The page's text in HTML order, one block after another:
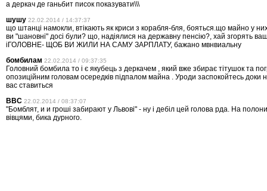
а деркач де ганьбит писок показувати\\\
шушу 22.02.2014 / 14:37:37
що штанці намокли, втікають як криси з корабля-бля, бояться.що майно у
ви "шановні" досі були? що, надіялися на державну пенсію?, хай згорять
іГОЛОВНЕ- ЩОБ ВИ ЖИЛИ НА САМУ ЗАРПЛАТУ, бажано мвнвиальну
бомбилам 22.02.2014 / 09:37:35
Головний бомбила то і є якубець з деркачем , який вже збирає тітушок та
опозиційним головам осередків підпалом майна . Уроди заспокойтесь доки
вас ставиться
ВВС 22.02.2014 / 08:37:07
"Бомблят, и и гроші забирают у Львові" - ну і дебіл цей голова рда. На
вівцями, бика дурного.